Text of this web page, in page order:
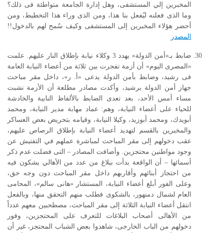
المخبرين إلي المستشفى، وهل إدارة الجامعة متواطئة فى ذلك؟
وما الذى فعلنه ليُفعل بنا هذا، ومن الذى وراء هذا التخطيط، ومن
أحضر هؤلاء المخبرين إلى المستشفى وكيف سُمح لهم بالدخول!!
المصدر
ضابط بـ«أمن الدولة» يهدد 3 وكلاء نيابة بإطلاق النار عليهم. علمت
«المصرى اليوم» أن أزمة تفجرت بين ثلاثة من أعضاء النيابة العامة
فى رشيد، وضابط بأمن الدولة يدعى «أ. ر»، داخل مقر مباحث
جهاز أمن الدولة برشيد، وأكدت مصادر مطلعة أن الأزمة نشبت
مساء أمس الأحد، بعد تعدى الضابط بالألفاظ النابية والخادشة
للحياء على أعضاء النيابة، وهم: عماد مهابة مدير النيابة، ومحمد
أبويدك، ومحمد أبوزيد، وكيلا النيابة، وقيامه بتحريض بعض العساكر
والمخبرين بالقسم لتهديد أعضاء النيابة بإطلاق الرصاص عليهم،
عقب دخولهم إلى مقر المباحث لمباشرة عملهم في التفتيش عن
وجود مواطنين محتجزين. وأضافت المصادر – التى فضلت عدم ذكر
أسمائها – أن الواقعة بدأت ببلاغ من عدد من الأهالي يشكون فيه
من احتجاز أبنائهم وأقاربهم داخل مقر المباحث دون وجه حق،
وعلى الفور أبلغ أعضاء النيابة، المستشار «هانى سالم»، المحامى
العام لشمال دمنهور، بالشكوى فطلب منهم التحقق منها، وبالفعل
انتقل أعضاء النيابة الثلاثة إلى مقر المباحث، مصطحبين معهم عدداً
من الأهالى أصحاب البلاغات للتعرف على المحتجزين، وفور
دخولهم من الباب الخارجى، شاهدوا بعض الشباب المحتجز، غير أن